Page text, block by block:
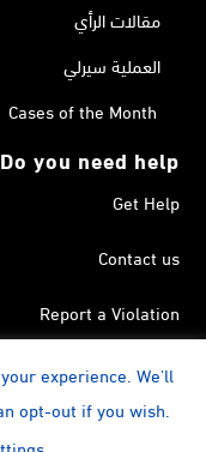
مقالات الرأي
العملية سيرلي
Cases of the Month
Do you need help?
Get Help
Contact us
Report a Violation
in the Terrorism List
Twitter
experience. We'll
opt-out if you wish.